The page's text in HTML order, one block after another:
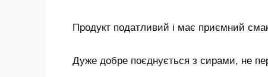
Продукт податливий і має приємний смак
Дуже добре поєднується з сирами, не